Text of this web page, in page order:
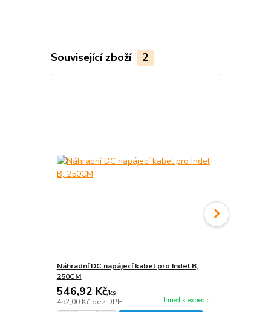
Související zboží 2
Náhradní DC napájecí kabel pro Indel B,
250CM
546,92 Kč/ks
452,00 Kč bez DPH Ihned k expedici